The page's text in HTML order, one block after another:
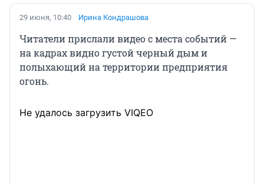
29 июня, 10:40 Ирина Кондрашова
Читатели прислали видео с места событий —
на кадрах видно густой черный дым и
полыхающий на территории предприятия
огонь.
Не удалось загрузить VIQEO